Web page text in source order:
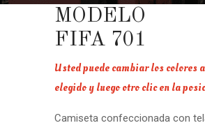
MODELO
FIFA 701
Usted puede cambiar los colores
elegido y luego otro clic en la
Camiseta confeccionada con